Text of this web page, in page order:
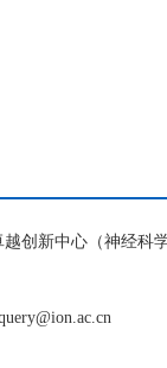
创新中心（神经科